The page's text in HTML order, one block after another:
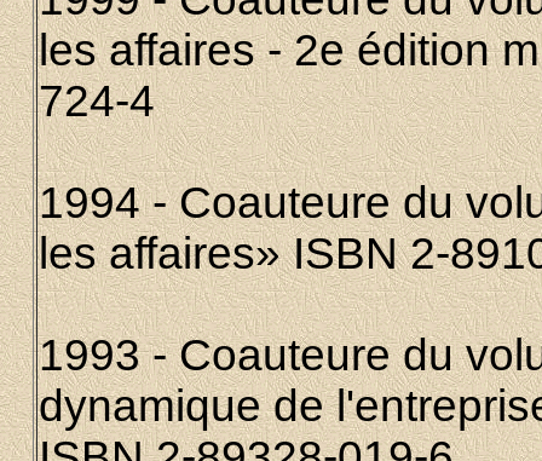
les affaires - 2e édition
724-4
1994 - Coauteure du
les affaires» ISBN 2-
1993 - Coauteure du
dynamique de